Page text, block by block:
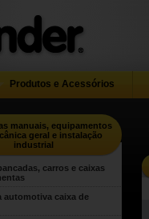
Produtos e Acessórios
manuais, equipamentos
geral e instalação
industrial
carros e caixas
automotiva caixa de